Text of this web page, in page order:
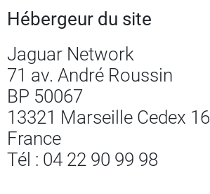
Hébergeur du site
Jaguar Network
71 av. André Roussin
BP 50067
13321 Marseille Cedex 16
France
Tél : 04 22 90 99 98